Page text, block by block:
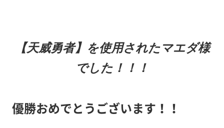
【天威勇者】を使用されたマエダ様
でした！！！
優勝おめでとうございます！！